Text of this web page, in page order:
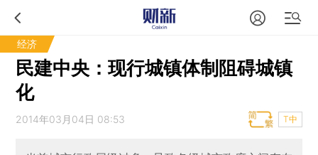
经济
民建中央：现行城镇体制阻碍城镇
化
2014年03月04日 08:53 T中